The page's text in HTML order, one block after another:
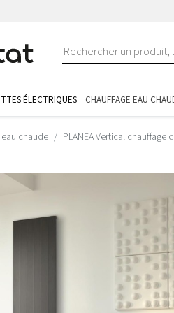
ÉLECTRIQUES CHAUFFAGE EAU
chaude PLANEA Vertical chauffage